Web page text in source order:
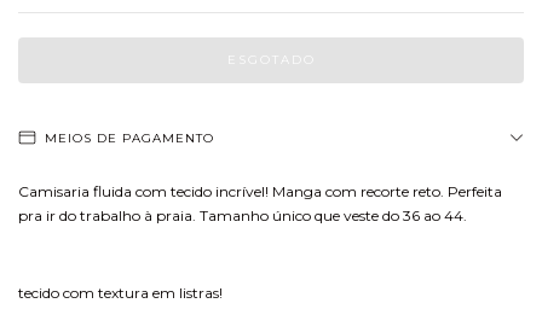
MEIOS DE PAGAMENTO
Camisaria fluida com tecido incrível! Manga com recorte reto. Perfeita
pra ir do trabalho à praia. Tamanho único que veste do 36 ao 44.
tecido com textura em listras!